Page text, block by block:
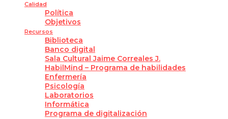
Calidad
Política
Objetivos
Recursos
Biblioteca
Banco digital
Sala Cultural Jaime Correales J.
HabilMind – Programa de habilidades
Enfermería
Psicología
Laboratorios
Informática
Programa de digitalización